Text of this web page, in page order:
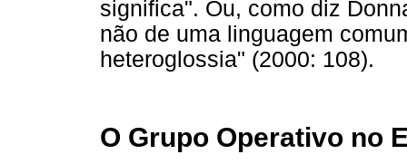
significa". Ou, como diz
não de uma linguagem
heteroglossia" (2000: 108).
O Grupo Operativo no